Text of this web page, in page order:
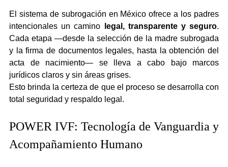
El sistema de subrogación en México ofrece a los padres
intencionales un camino
legal, transparente y seguro.
Cada etapa —desde la selección de la madre subrogada
y la firma de documentos legales, hasta la obtención del
acta de nacimiento— se lleva a cabo bajo marcos
jurídicos claros y sin áreas grises.
Esto brinda la certeza de que el proceso se desarrolla con
total seguridad y respaldo legal.
POWER IVF: Tecnología de Vanguardia y
Acompañamiento Humano